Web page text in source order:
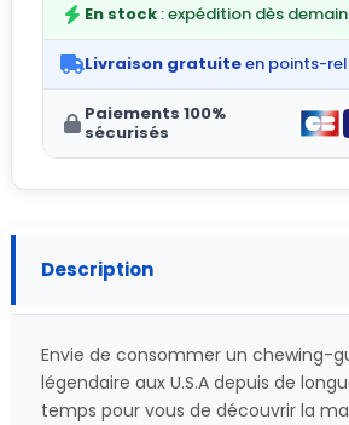
En stock : expédition dès
Livraison gratuiteen points-
Paiements 100%
sécurisés
Description
Envie de consommer un chewing-
légendaire aux U.S.A depuis de
temps pour vous de découvrir la